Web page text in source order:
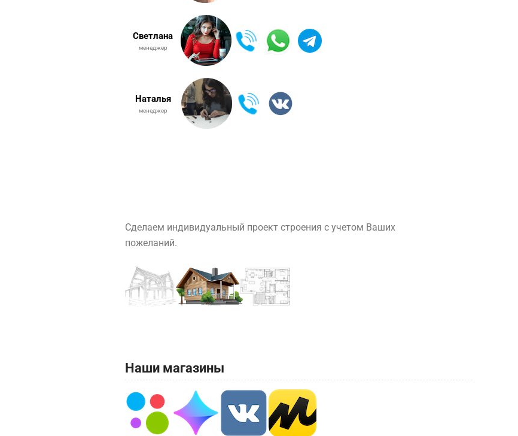
Светлана
менеджер
Наталья
менеджер
Сделаем индивидуальный проект строения с учетом Ваших
пожеланий.
Наши магазины